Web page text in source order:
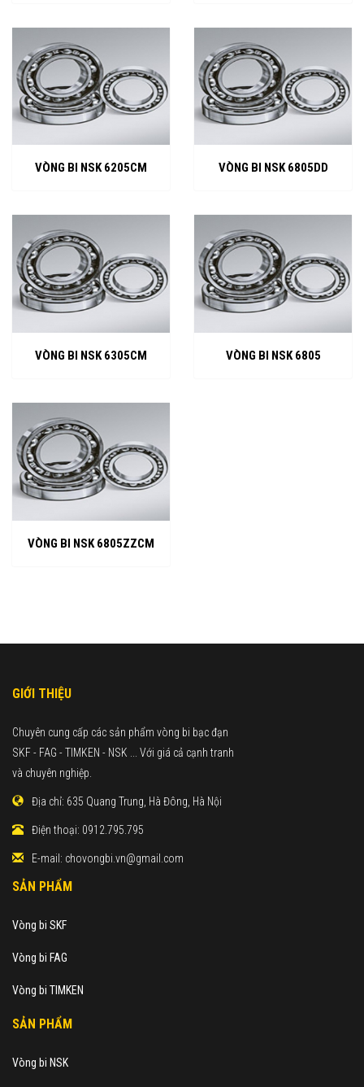
VÒNG BI NSK 6205CM VÒNG BI NSK 6805DD
VÒNG BI NSK 6305CM VÒNG BI NSK 6805
VÒNG BI NSK 6805ZZCM
GIỚI THIỆU
Chuyên cung cấp các sản phẩm vòng bi bạc đạn
SKF - FAG - TIMKEN - NSK ... Với giá cả cạnh tranh
và chuyên nghiệp.
Địa chỉ: 635 Quang Trung, Hà Đông, Hà Nội
Điện thoại: 0912.795.795
E-mail: chovongbi.vn@gmail.com
SẢN PHẨM
Vòng bi SKF
Vòng bi FAG
Vòng bi TIMKEN
SẢN PHẨM
Vòng bi NSK